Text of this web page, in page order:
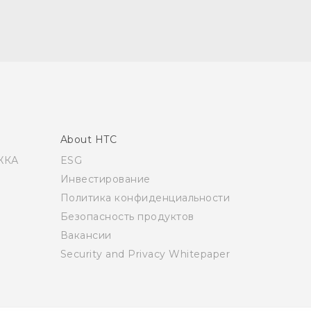
About HTC
ESG
Инвестирование
Политика конфиденциальности
Безопасность продуктов
Вакансии
Security and Privacy Whitepaper